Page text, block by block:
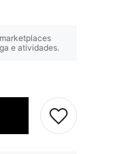
e atividades.